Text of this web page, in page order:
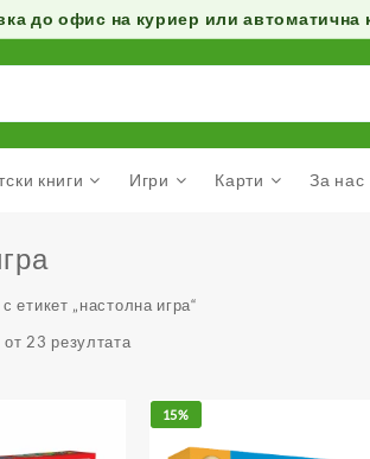
до офис на куриер или автоматична
книги Игри Карти За нас
етикет „настолна игра“
23 резултата
15%